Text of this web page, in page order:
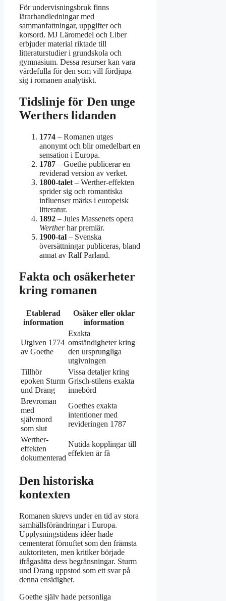
För undervisningsbruk finns
lärarhandledningar med
sammanfattningar, uppgifter och
korsord. MJ Läromedel och Liber
erbjuder material riktade till
litteraturstudier i grundskola och
gymnasium. Dessa resurser kan vara
värdefulla för den som vill fördjupa
sig i romanen analytiskt.
Tidslinje för Den unge
Werthers lidanden
1774 – Romanen utges
anonymt och blir omedelbart en
sensation i Europa.
1787 – Goethe publicerar en
reviderad version av verket.
1800-talet – Werther-effekten
sprider sig och romantiska
influenser märks i europeisk
litteratur.
1892 – Jules Massenets opera
Wertherhar premiär.
1900-tal – Svenska
översättningar publiceras, bland
annat av Ralf Parland.
Fakta och osäkerheter
kring romanen
Etablerad
information
Osäker eller oklar
information
Utgiven 1774
av Goethe
Exakta
omständigheter kring
den ursprungliga
utgivningen
Tillhör
epoken Sturm
und Drang
Vissa detaljer kring
Grisch-stilens exakta
innebörd
Brevroman
med
självmord
som slut
Goethes exakta
intentioner med
revideringen 1787
Werther-
effekten
dokumenterad
Nutida kopplingar till
effekten är få
Den historiska
kontexten
Romanen skrevs under en tid av stora
samhällsförändringar i Europa.
Upplysningstidens idéer hade
cementerat förnuftet som den främsta
auktoriteten, men kritiker började
ifrågasätta dess begränsningar. Sturm
und Drang uppstod som ett svar på
denna ensidighet.
Goethe själv hade personliga